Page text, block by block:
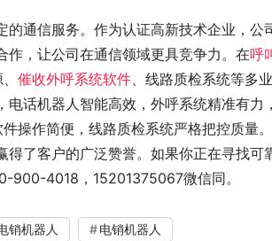
通信服务。作为认证高新技术企业，公
，让公司在通信领域更具竞争力。在呼
催收外呼系统软件、线路质检系统等多
话机器人智能高效，外呼系统精准有力，
操作简便，线路质检系统严格把控质量
了客户的广泛赞誉。如果你正在寻找可
900-4018，15201375067微信同。
销机器人
电销机器人